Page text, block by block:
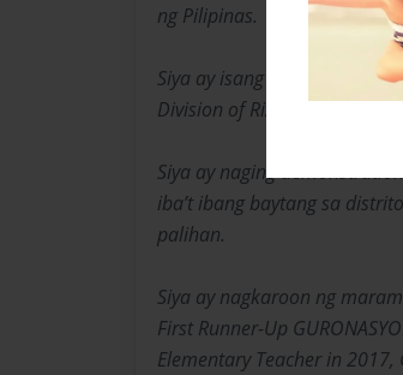
ng Pilipinas.
Siya ay isang Master Teacher
Division of Rizal mga
Siya ay naging
iba’t ibang baytang sa
palihan.
Siya ay nagkaroon ng
First Runner-Up
Elementary Teacher in